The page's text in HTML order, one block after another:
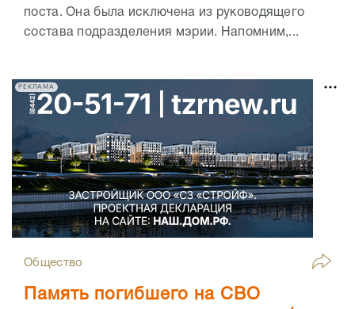
поста. Она была исключена из руководящего
состава подразделения мэрии. Напомним,...
РЕКЛАМА
Общество
Память погибшего на СВО